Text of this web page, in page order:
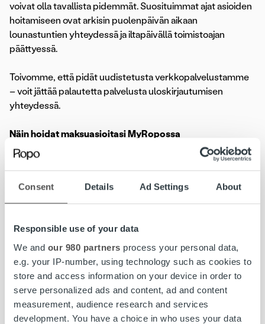
Consent Details Ad Settings About
Responsible use of your data
We and our 980 partners process your personal data,
e.g. your IP-number, using technology such as cookies to
store and access information on your device in order to
serve personalized ads and content, ad and content
measurement, audience research and services
development. You have a choice in who uses your data
voivat olla tavallista pidemmät. Suosituimmat ajat asioiden
hoitamiseen ovat arkisin puolenpäivän aikaan
lounastuntien yhteydessä ja iltapäivällä toimistoajan
päättyessä.
Toivomme, että pidät uudistetusta verkkopalvelustamme
– voit jättää palautetta palvelusta uloskirjautumisen
yhteydessä.
Näin hoidat maksuasioitasi MyRopossa
Henkilötiedoillasi löytyvät avoimet laskut listautuvat
laskun tietoihin.
maksuvalvontakirjeen asianumerolla ja MyRopo-
oikeasta yläkulmasta.
Klikkaamalla laskun auki, näet mitä toimenpiteitä voit
laskulle itse tehdä. Usein valittavana on siirrä eräpäivää,
tee maksusuunnitelma ja valtuutus. Voit aina myös
maksaa laskun MyRopon kautta, jolloin tieto maksusta